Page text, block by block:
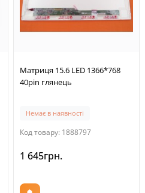
Матриця 15.6 LED 1366*768
40pin глянець
Немає в наявності
Код товару: 1888797
1 645грн.